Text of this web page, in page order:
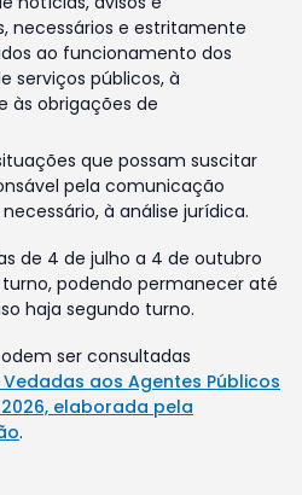
necessários e estritamente
ao funcionamento dos
serviços públicos, à
às obrigações de
que possam suscitar
pela comunicação
à análise jurídica.
de 4 de julho a 4 de outubro
podendo permanecer até
haja segundo turno.
ser consultadas
aos Agentes Públicos
elaborada pela
.